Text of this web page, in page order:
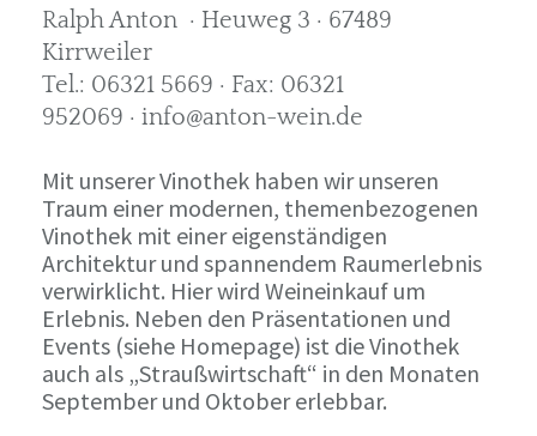
Ralph Anton · Heuweg 3 · 67489
Kirrweiler
Tel.: 06321 5669 · Fax: 06321
952069 · info@anton-wein.de
Mit unserer Vinothek haben wir unseren
Traum einer modernen, themenbezogenen
Vinothek mit einer eigenständigen
Architektur und spannendem Raumerlebnis
verwirklicht. Hier wird Weineinkauf um
Erlebnis. Neben den Präsentationen und
Events (siehe Homepage) ist die Vinothek
auch als „Straußwirtschaft“ in den Monaten
September und Oktober erlebbar.